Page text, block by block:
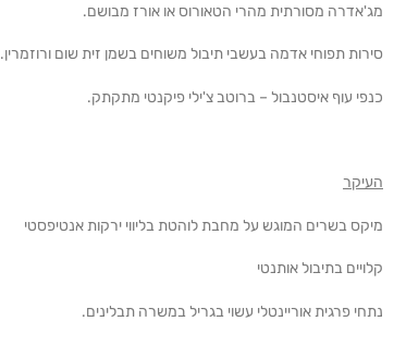
מג'אדרה מסורתית מהרי הטאורוס או אורז מבושם.
סירות תפוחי אדמה בעשבי תיבול משוחים בשמן זית שום ורוזמרין.
כנפי עוף איסטנבול – ברוטב צ'ילי פיקנטי מתקתק.
העיקר
מיקס בשרים המוגש על מחבת לוהטת בליווי ירקות אנטיפסטי
קלויים בתיבול אותנטי
נתחי פרגית אוריינטלי עשוי בגריל במשרה תבלינים.